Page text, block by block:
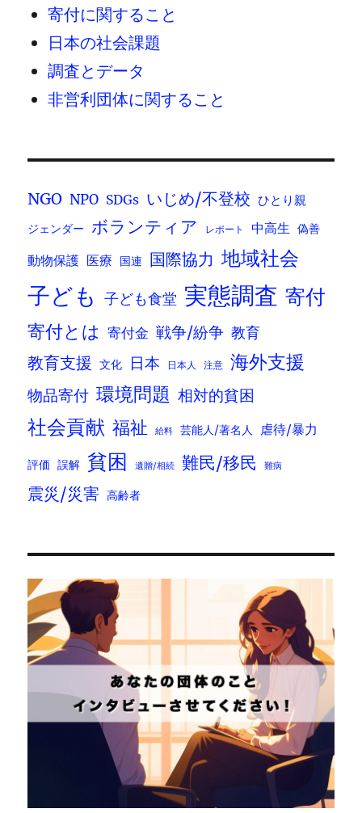
寄付に関すること
日本の社会課題
調査とデータ
非営利団体に関すること
NGO NPO SDGs いじめ/不登校 ひとり親
ジェンダー ボランティア レポート 中高生 偽善
動物保護 医療 国連 国際協力 地域社会
子ども 子ども食堂 実態調査 寄付
寄付とは 寄付金 戦争/紛争 教育
教育支援 文化 日本 日本人 注意 海外支援
物品寄付 環境問題 相対的貧困
社会貢献 福祉 給料 芸能人/著名人 虐待/暴力
評価 誤解 貧困 遺贈/相続 難民/移民 難病
震災/災害 高齢者